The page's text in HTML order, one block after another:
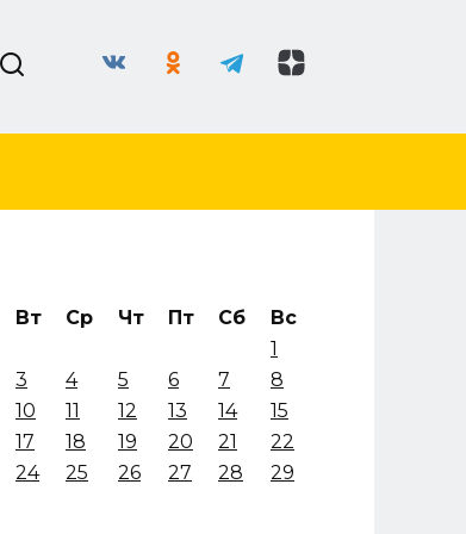
Вт Ср Чт Пт Сб
Вс
1
3 4 5 6 7
8
10 11 12 13 14
15
17 18 19 20 21
22
24 25 26 27 28
29